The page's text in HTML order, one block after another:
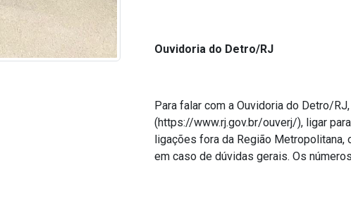
Ouvidoria do Detro/RJ
Para falar com a Ouvidoria do Detro/
(https://www.rj.gov.br/ouverj/), ligar
ligações fora da Região Metropolitana,
em caso de dúvidas gerais. Os